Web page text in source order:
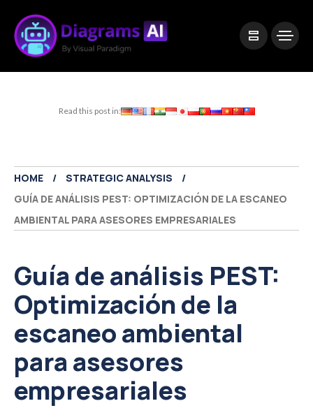
Read this post in:
HOME
STRATEGIC ANALYSIS
GUÍA DE ANÁLISIS PEST: OPTIMIZACIÓN DE LA ESCANEO
AMBIENTAL PARA ASESORES EMPRESARIALES
Guía de análisis PEST:
Optimización de la
escaneo ambiental
para asesores
empresariales